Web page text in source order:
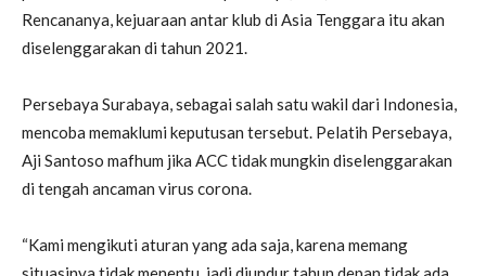
Rencananya, kejuaraan antar klub di Asia Tenggara itu akan
diselenggarakan di tahun 2021.
Persebaya Surabaya, sebagai salah satu wakil dari Indonesia,
mencoba memaklumi keputusan tersebut. Pelatih Persebaya,
Aji Santoso mafhum jika ACC tidak mungkin diselenggarakan
di tengah ancaman virus corona.
“Kami mengikuti aturan yang ada saja, karena memang